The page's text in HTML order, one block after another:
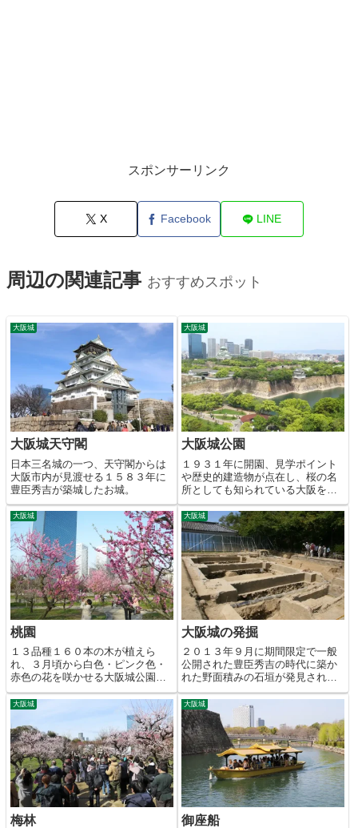
スポンサーリンク
X Facebook LINE
周辺の関連記事 おすすめスポット
大阪城
大阪城天守閣
日本三名城の一つ、天守閣からは
大阪市内が見渡せる１５８３年に
豊臣秀吉が築城したお城。
大阪城
大阪城公園
１９３１年に開園、見学ポイント
や歴史的建造物が点在し、桜の名
所としても知られている大阪を代
表する観光スポット。
大阪城
桃園
１３品種１６０本の木が植えら
れ、３月頃から白色・ピンク色・
赤色の花を咲かせる大阪城公園の
お花スポット。
大阪城
大阪城の発掘
２０１３年９月に期間限定で一般
公開された豊臣秀吉の時代に築か
れた野面積みの石垣が発見された
発掘調査の現場。
大阪城
梅林
大阪城
御座船